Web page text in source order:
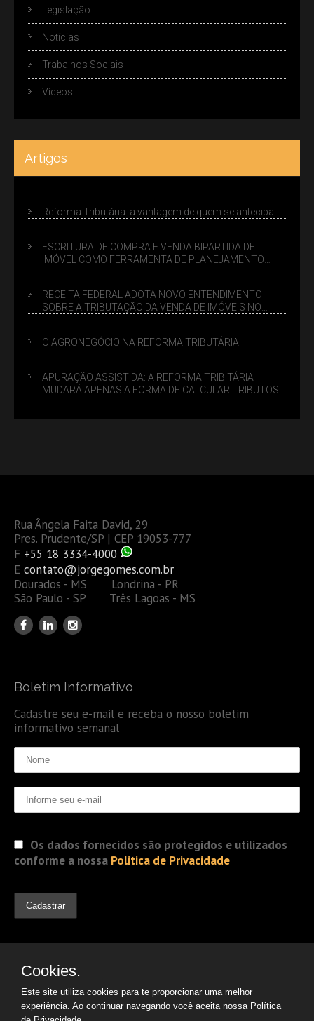
Legislação
Notícias
Trabalhos Sociais
Vídeos
Artigos
Reforma Tributária: a vantagem de quem se antecipa
ESCRITURA DE COMPRA E VENDA BIPARTIDA DE
IMÓVEL COMO FERRAMENTA DE PLANEJAMENTO
RECEITA FEDERAL ADOTA NOVO ENTENDIMENTO
SOBRE A TRIBUTAÇÃO DA VENDA DE IMÓVEIS NO
O AGRONEGÓCIO NA REFORMA TRIBUTÁRIA
APURAÇÃO ASSISTIDA: A REFORMA TRIBITÁRIA
MUDARÁ APENAS A FORMA DE CALCULAR TRIBUTOS
Rua Ângela Faita David, 29
Pres. Prudente/SP | CEP 19053-777
F +55 18 3334-4000
E contato@jorgegomes.com.br
Dourados - MS Londrina - PR
São Paulo - SP Três Lagoas - MS
Boletim Informativo
Cadastre seu e-mail e receba o nosso boletim
informativo semanal
Os dados fornecidos são protegidos e utilizados
conforme a nossa Politica de Privacidade
Cookies.
Este site utiliza cookies para te proporcionar uma melhor
experiência. Ao continuar navegando você aceita nossa Política